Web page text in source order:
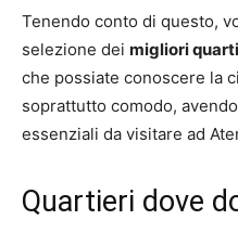
Tenendo conto di questo,
selezione dei migliori
che possiate conoscere la
soprattutto comodo,
essenziali da visitare ad
Quartieri dove